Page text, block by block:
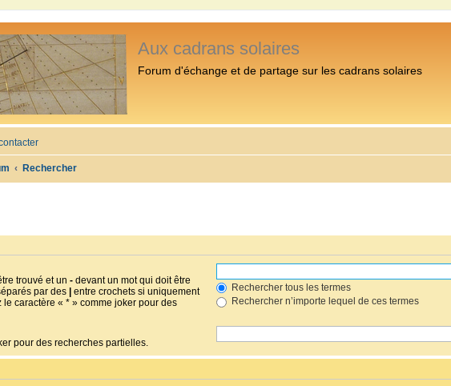
Aux cadrans solaires
Forum d'échange et de partage sur les cadrans solaires
Rechercher
trouvé et un - devant un mot qui doit être
par des
entre crochets si uniquement
caractère « * » comme joker pour des
Rechercher tous les termes
Rechercher n’importe lequel de ces termes
pour des recherches partielles.